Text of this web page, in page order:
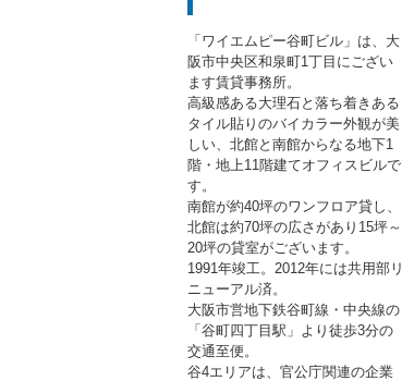
「ワイエムピー谷町ビル」は、大
阪市中央区和泉町1丁目にござい
ます賃貸事務所。
高級感ある大理石と落ち着きある
タイル貼りのバイカラー外観が美
しい、北館と南館からなる地下1
階・地上11階建てオフィスビルで
す。
南館が約40坪のワンフロア貸し、
北館は約70坪の広さがあり15坪～
20坪の貸室がございます。
1991年竣工。2012年には共用部リ
ニューアル済。
大阪市営地下鉄谷町線・中央線の
「谷町四丁目駅」より徒歩3分の
交通至便。
谷4エリアは、官公庁関連の企業